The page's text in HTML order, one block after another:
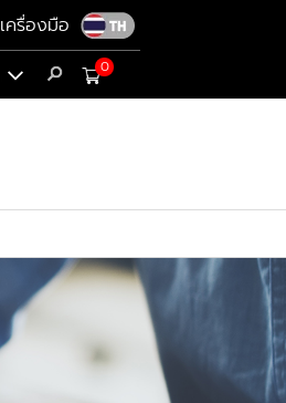
เครื่องมือ
0